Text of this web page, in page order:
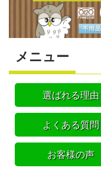
メニュー
選ばれる理由
よくある質問
お客様の声